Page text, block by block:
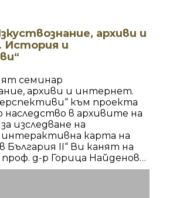
архиви и
и
семинар
архиви и интернет.
към проекта
наследство в архивите на
изследване на
интерактивна карта на
България II“ Ви канят на
д-р Горица Найденова
И АРХИВИРАНЕ НА